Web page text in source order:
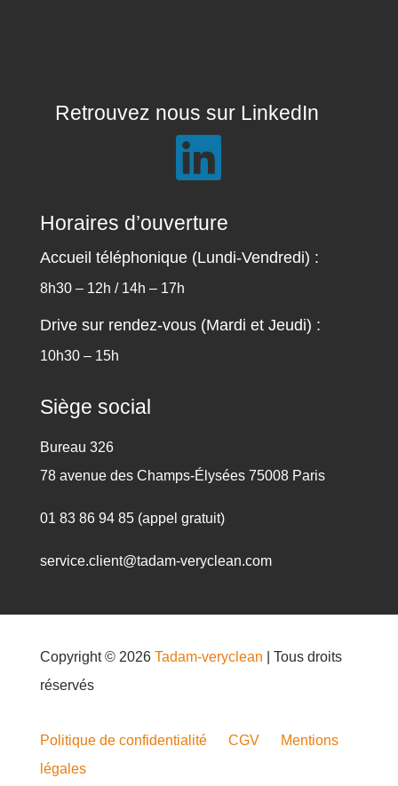
Retrouvez nous sur LinkedIn

Horaires d’ouverture
Accueil téléphonique (Lundi-Vendredi) :
8h30 – 12h / 14h – 17h
Drive sur rendez-vous (Mardi et Jeudi) :
10h30 – 15h
Siège social
Bureau 326
78 avenue des Champs-Élysées 75008 Paris
01 83 86 94 85 (appel gratuit)
service.client@tadam-veryclean.com
Copyright © 2026 Tadam-veryclean | Tous droits
réservés
Politique de confidentialité CGV
Mentions
légales